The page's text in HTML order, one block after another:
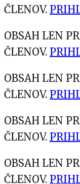
ČLENOV.
OBSAH LEN
ČLENOV.
OBSAH LEN
ČLENOV.
OBSAH LEN
ČLENOV.
OBSAH LEN
ČLENOV.